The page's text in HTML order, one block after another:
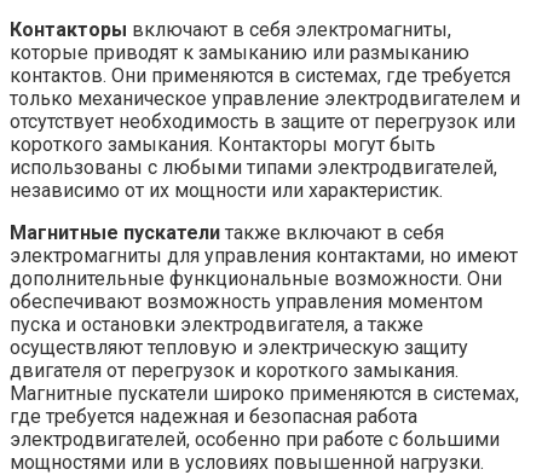
Контакторы включают в себя электромагниты,
которые приводят к замыканию или размыканию
контактов. Они применяются в системах, где требуется
только механическое управление электродвигателем и
отсутствует необходимость в защите от перегрузок или
короткого замыкания. Контакторы могут быть
использованы с любыми типами электродвигателей,
независимо от их мощности или характеристик.
Магнитные пускатели также включают в себя
электромагниты для управления контактами, но имеют
дополнительные функциональные возможности. Они
обеспечивают возможность управления моментом
пуска и остановки электродвигателя, а также
осуществляют тепловую и электрическую защиту
двигателя от перегрузок и короткого замыкания.
Магнитные пускатели широко применяются в системах,
где требуется надежная и безопасная работа
электродвигателей, особенно при работе с большими
мощностями или в условиях повышенной нагрузки.